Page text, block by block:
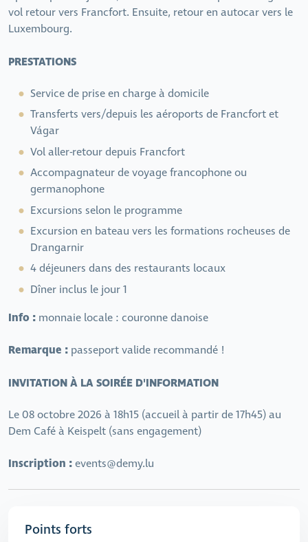
vol retour vers Francfort. Ensuite, retour en autocar vers le
Luxembourg.
PRESTATIONS
Service de prise en charge à domicile
Transferts vers/depuis les aéroports de Francfort et
Vágar
Vol aller-retour depuis Francfort
Accompagnateur de voyage francophone ou
germanophone
Excursions selon le programme
Excursion en bateau vers les formations rocheuses de
Drangarnir
4 déjeuners dans des restaurants locaux
Dîner inclus le jour 1
Info : monnaie locale : couronne danoise
Remarque : passeport valide recommandé !
INVITATION À LA SOIRÉE D'INFORMATION
Le 08 octobre 2026 à 18h15 (accueil à partir de 17h45) au
Dem Café à Keispelt (sans engagement)
Inscription :events@demy.lu
Points forts